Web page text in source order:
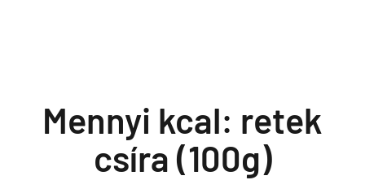
Mennyi kcal: retek
csíra (100g)